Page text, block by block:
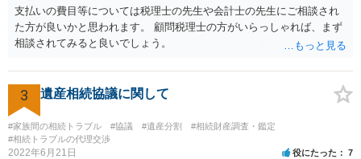
きさつなどが書かれていると思うので、あかささんから見てそれは違
うと感じるところは、どのように違うのか、など書くとよいです。 そ
の他、お姉さんの申立書には書かれていないけど、どのように遺産を
った等)、それも書くとよいです。 書かない方が良いと思うことは、遺
産分割に関係ない(と思われる)いきさつを沢山盛り込むことだと考えま
す(あくまで遺産分割に関係することに留める方が、裁判所や調停委員
の方に事情を理解してもらいやすいと思います)。
支払いの費目等については税理士の先生や会計士の先生にご相談され
た方が良いかと思われます。 顧問税理士の方がいらっしゃれば、まず
相談されてみると良いでしょう。
3 遺産相続協議に関して
#家族間の相続トラブル #協議 #遺産分割
#相続財産調査・鑑定
#相続トラブルの代理交渉
2022年6月21日 役にたった 7